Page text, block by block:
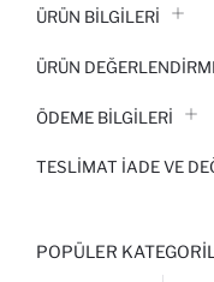
ÜRÜN BILGILERI
ÜRÜN
ÖDEME BİLGİLERİ
TESLIMAT İADE VE
POPÜLER